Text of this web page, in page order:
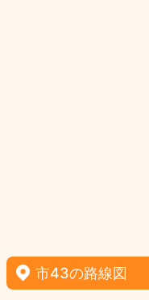
市43の路線図